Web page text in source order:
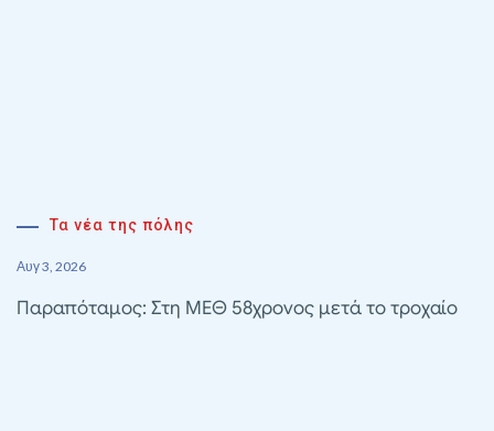
Τα νέα της πόλης
Αυγ 3, 2026
Παραπόταμος: Στη ΜΕΘ 58χρονος μετά το τροχαίο